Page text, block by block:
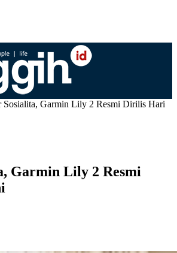
Sosialita, Garmin Lily 2 Resmi Dirilis Hari
Garmin Lily 2 Resmi